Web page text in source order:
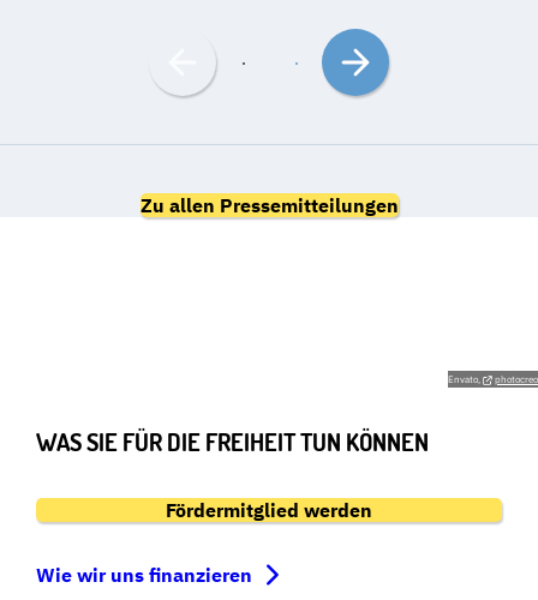
Nach
links
Nach
rechts
Zu allen Pressemitteilungen
Envato, photocreo
WAS SIE FÜR DIE FREIHEIT TUN KÖNNEN
Fördermitglied werden
Wie wir uns finanzieren